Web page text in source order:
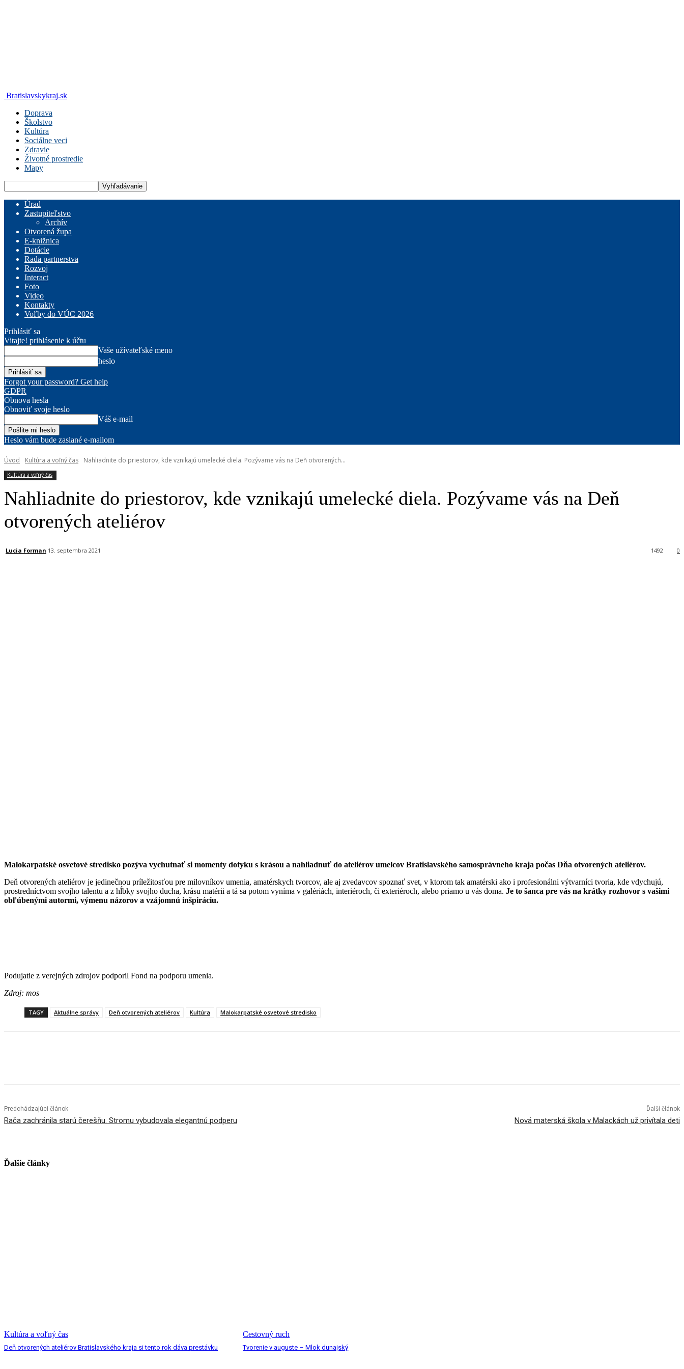
Bratislavskykraj.sk
Doprava
Školstvo
Kultúra
Sociálne veci
Zdravie
Životné prostredie
Mapy
Úrad
Zastupiteľstvo
Archív
Otvorená župa
E-knižnica
Dotácie
Rada partnerstva
Rozvoj
Interact
Foto
Video
Kontakty
Voľby do VÚC 2026
Prihlásiť sa
Vitajte! prihlásenie k účtu
Vaše užívateľské meno
heslo
Forgot your password? Get help
GDPR
Obnova hesla
Obnoviť svoje heslo
Váš e-mail
Heslo vám bude zaslané e-mailom
Úvod Kultúra a voľný čas Nahliadnite do priestorov, kde vznikajú umelecké diela. Pozývame vás na Deň otvorených...
Kultúra a voľný čas
Nahliadnite do priestorov, kde vznikajú umelecké diela. Pozývame vás na Deň
otvorených ateliérov
Lucia Forman 13. septembra 2021 0
1492
Malokarpatské osvetové stredisko pozýva vychutnať si momenty dotyku s krásou a nahliadnuť do ateliérov umelcov Bratislavského samosprávneho kraja počas Dňa otvorených ateliérov.
Deň otvorených ateliérov je jedinečnou príležitosťou pre milovníkov umenia, amatérskych tvorcov, ale aj zvedavcov spoznať svet, v ktorom tak amatérski ako i profesionálni výtvarníci tvoria, kde vdychujú,
prostredníctvom svojho talentu a z hĺbky svojho ducha, krásu matérii a tá sa potom vyníma v galériách, interiéroch, či exteriéroch, alebo priamo u vás doma. Je to šanca pre vás na krátky rozhovor s vašimi
obľúbenými autormi, výmenu názorov a vzájomnú inšpiráciu.
Podujatie z verejných zdrojov podporil Fond na podporu umenia.
Zdroj: mos
TAGY Aktuálne správy Deň otvorených ateliérov Kultúra Malokarpatské osvetové stredisko
Predchádzajúci článok
Rača zachránila starú čerešňu. Stromu vybudovala elegantnú podperu
Ďalší článok
Nová materská škola v Malackách už privítala deti
Ďalšie články
Kultúra a voľný čas
Deň otvorených ateliérov Bratislavského kraja si tento rok dáva prestávku
Cestovný ruch
Tvorenie v auguste – Mlok dunajský